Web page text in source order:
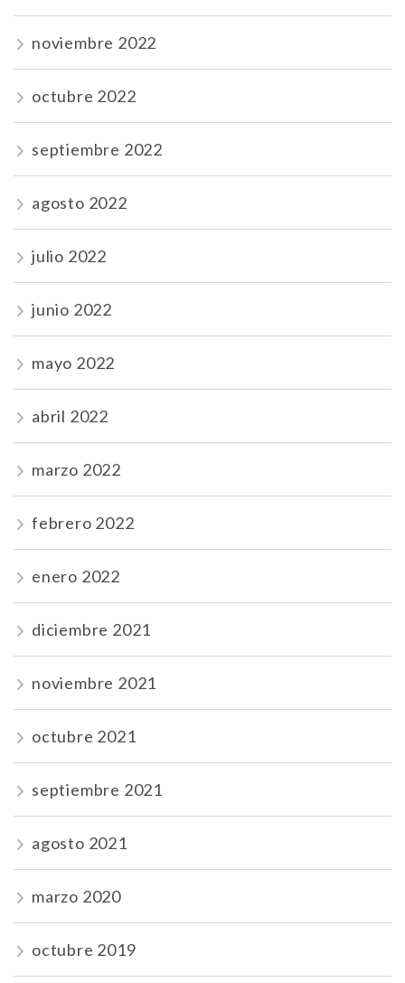
noviembre 2022
octubre 2022
septiembre 2022
agosto 2022
julio 2022
junio 2022
mayo 2022
abril 2022
marzo 2022
febrero 2022
enero 2022
diciembre 2021
noviembre 2021
octubre 2021
septiembre 2021
agosto 2021
marzo 2020
octubre 2019